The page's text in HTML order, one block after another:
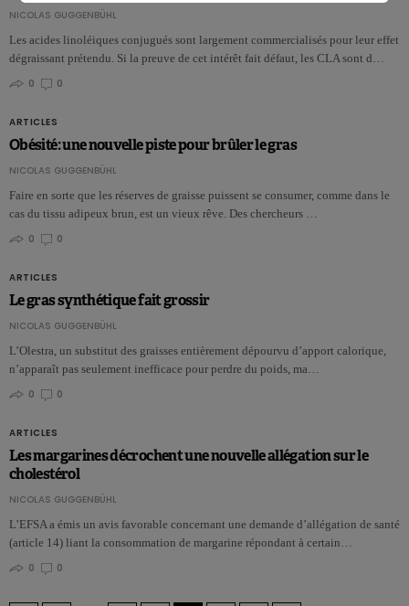
NICOLAS GUGGENBÜHL
Les acides linoléiques conjugués sont largement commercialisés pour leur effet
dégraissant prétendu. Si la preuve de cet intérêt fait défaut, les CLA sont d…
0
0
ARTICLES
Obésité: une nouvelle piste pour brûler le gras
NICOLAS GUGGENBÜHL
Faire en sorte que les réserves de graisse puissent se consumer, comme dans le
cas du tissu adipeux brun, est un vieux rêve. Des chercheurs …
0
0
ARTICLES
Le gras synthétique fait grossir
NICOLAS GUGGENBÜHL
L’Olestra, un substitut des graisses entièrement dépourvu d’apport calorique,
n’apparaît pas seulement inefficace pour perdre du poids, ma…
0
0
ARTICLES
Les margarines décrochent une nouvelle allégation sur le
cholestérol
NICOLAS GUGGENBÜHL
L’EFSA a émis un avis favorable concernant une demande d’allégation de santé
(article 14) liant la consommation de margarine répondant à certain…
0
0